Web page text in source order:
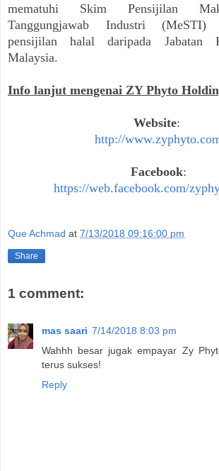
mematuhi Skim Pensijilan
Tanggungjawab Industri (MeSTI)
pensijilan halal daripada Jabatan
Malaysia.
Info lanjut mengenai ZY Phyto
Website:
http://
Facebook:
https://web.facebook.com/
Que Achmad at 7/13/2018 09:16:00 pm
Share
1 comment:
mas saari 7/14/2018 8:03 pm
Wahhh besar jugak empayar Zy
terus sukses!
Reply